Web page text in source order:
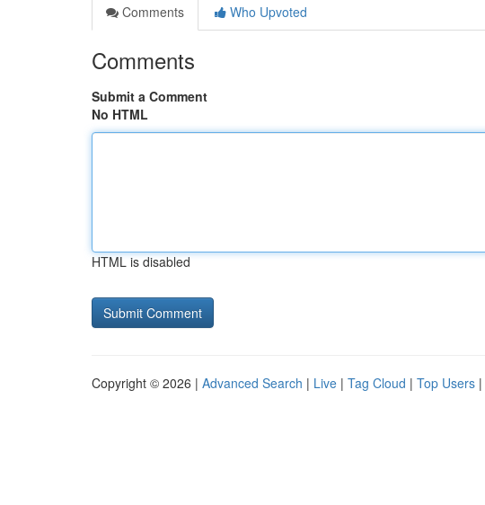
Comments
Who Upvoted
Comments
Submit a Comment
No HTML
HTML is disabled
Copyright © 2026 | Advanced Search | Live | Tag Cloud | Top Users